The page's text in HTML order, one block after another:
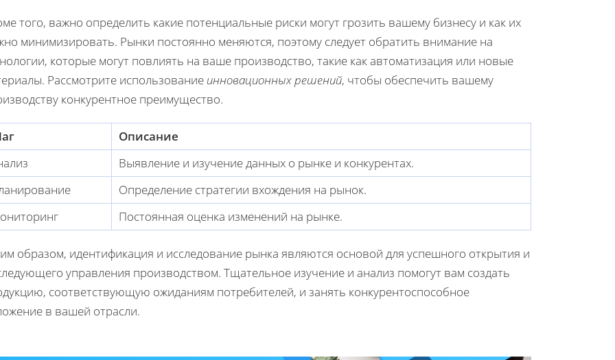
того, важно определить какие потенциальные риски могут грозить вашему бизнесу и как их
минимизировать. Рынки постоянно меняются, поэтому следует обратить внимание на
которые могут повлиять на ваше производство, такие как автоматизация или новые
Рассмотрите использование инновационных решений, чтобы обеспечить вашему
конкурентное преимущество.
Описание
Выявление и изучение данных о рынке и конкурентах.
Определение стратегии вхождения на рынок.
Постоянная оценка изменений на рынке.
образом, идентификация и исследование рынка являются основой для успешного открытия и
управления производством. Тщательное изучение и анализ помогут вам создать
соответствующую ожиданиям потребителей, и занять конкурентоспособное
в вашей отрасли.